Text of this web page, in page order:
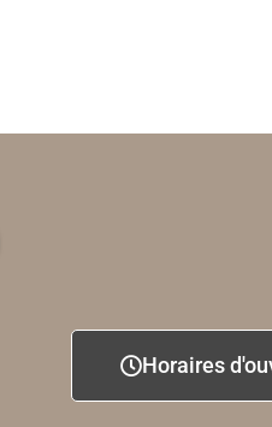
Horaires